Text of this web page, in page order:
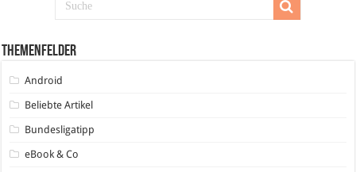
Themenfelder
Android
Beliebte Artikel
Bundesligatipp
eBook & Co